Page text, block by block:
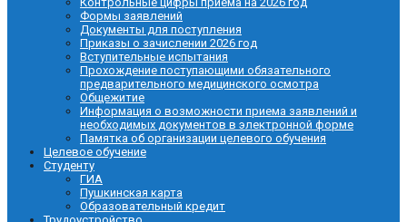
Формы заявлений
Документы для поступления
Приказы о зачислении 2026 год
Вступительные испытания
Прохождение поступающими обязательного
предварительного медицинского осмотра
Общежитие
Информация о возможности приема заявлений и
необходимых документов в электронной форме
Памятка об организации целевого обучения
Целевое обучение
Студенту
ГИА
Пушкинская карта
Образовательный кредит